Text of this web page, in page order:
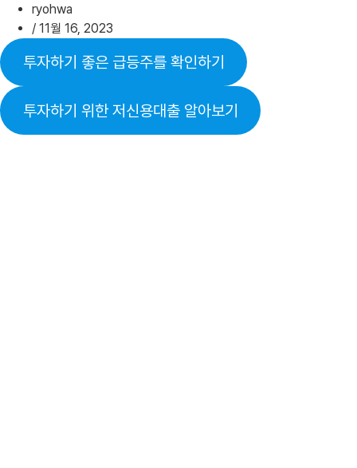
ryohwa
/ 11월 16, 2023
투자하기 좋은 급등주를 확인하기
투자하기 위한 저신용대출 알아보기